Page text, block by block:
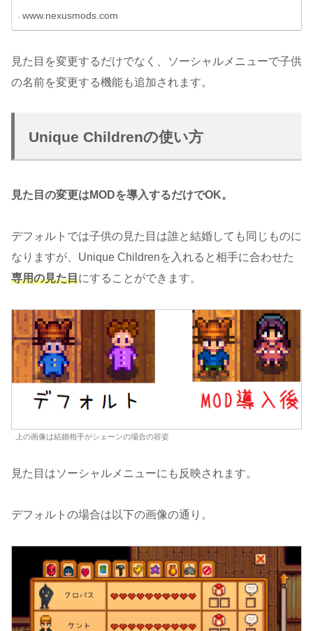
www.nexusmods.com
見た目を変更するだけでなく、ソーシャルメニューで子供
の名前を変更する機能も追加されます。
Unique Childrenの使い方
見た目の変更はMODを導入するだけでOK。
デフォルトでは子供の見た目は誰と結婚しても同じものに
なりますが、Unique Childrenを入れると相手に合わせた
専用の見た目にすることができます。
上の画像は結婚相手がシェーンの場合の容姿
見た目はソーシャルメニューにも反映されます。
デフォルトの場合は以下の画像の通り。